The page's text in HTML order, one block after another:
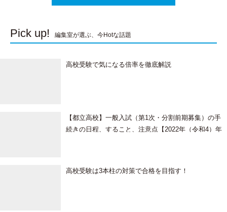
Pick up! 編集室が選ぶ、今Hotな話題
高校受験で気になる倍率を徹底解説
【都立高校】一般入試（第1次・分割前期募集）の手
続きの日程、すること、注意点【2022年（令和4）年
高校受験は3本柱の対策で合格を目指す！